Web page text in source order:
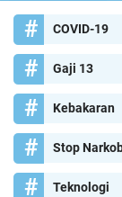
COVID-19
Gaji 13
Kebakaran
Stop
Teknologi